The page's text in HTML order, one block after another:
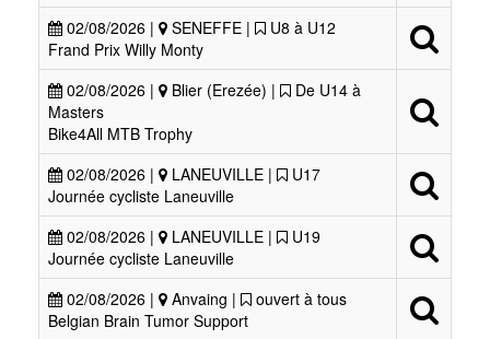
02/08/2026 |
SENEFFE |
U8 à U12
Frand Prix Willy Monty
02/08/2026 |
Blier (Erezée) |
De U14 à
Masters
Bike4All MTB Trophy
02/08/2026 |
LANEUVILLE |
U17
Journée cycliste Laneuville
02/08/2026 |
LANEUVILLE |
U19
Journée cycliste Laneuville
02/08/2026 |
Anvaing |
ouvert à tous
Belgian Brain Tumor Support